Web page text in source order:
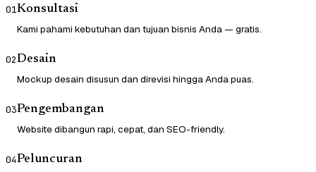
01Konsultasi
Kami pahami kebutuhan dan tujuan bisnis Anda — gratis.
02Desain
Mockup desain disusun dan direvisi hingga Anda puas.
03Pengembangan
Website dibangun rapi, cepat, dan SEO-friendly.
04Peluncuran